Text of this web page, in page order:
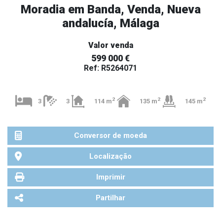
Moradia em Banda, Venda, Nueva
andalucía, Málaga
Valor venda
599 000 €
Ref: R5264071
3 3 114 m2 135 m2 145 m2
Conversor de moeda
Localização
Imprimir
Partilhar